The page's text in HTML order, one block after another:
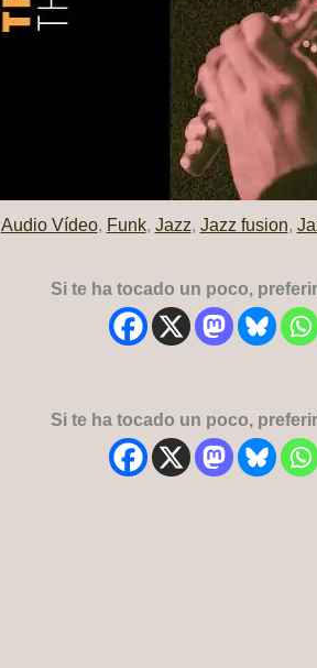
Audio Vídeo, Funk, Jazz, Jazz fusion,
Si te ha tocado un poco,
Si te ha tocado un poco,